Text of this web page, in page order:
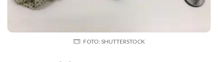
FOTO: SHUTTERSTOCK